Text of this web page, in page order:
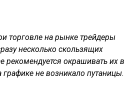
торговле на рынке трейдеры
несколько скользящих
рекомендуется окрашивать их в
не возникало путаницы.